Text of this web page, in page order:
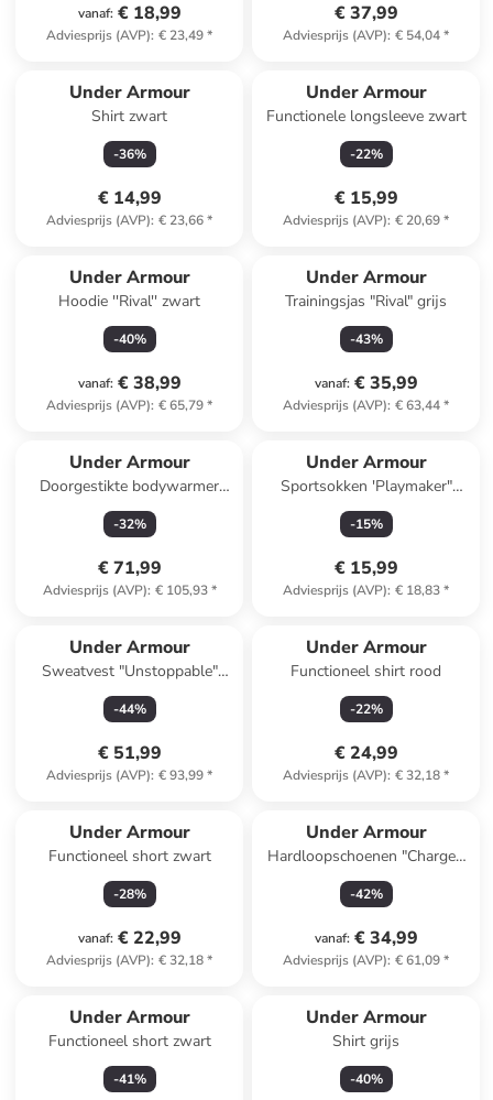
vanaf: € 18,99
Adviesprijs (AVP): € 23,49*
€ 37,99
Adviesprijs (AVP): € 54,04*
Under Armour
Shirt zwart
-36%
€ 14,99
Adviesprijs (AVP): € 23,66*
Under Armour
Functionele longsleeve zwart
-22%
€ 15,99
Adviesprijs (AVP): € 20,69*
Under Armour
Hoodie ''Rival'' zwart
-40%
vanaf: € 38,99
Adviesprijs (AVP): € 65,79*
Under Armour
Trainingsjas "Rival" grijs
-43%
vanaf: € 35,99
Adviesprijs (AVP): € 63,44*
Under Armour
Doorgestikte bodywarmer
"Launch" zwart
-32%
€ 71,99
Adviesprijs (AVP): € 105,93*
Under Armour
Sportsokken 'Playmaker"
zwart
-15%
€ 15,99
Adviesprijs (AVP): € 18,83*
Under Armour
Sweatvest "Unstoppable"
donkerblauw
-44%
€ 51,99
Adviesprijs (AVP): € 93,99*
Under Armour
Functioneel shirt rood
-22%
€ 24,99
Adviesprijs (AVP): € 32,18*
Under Armour
Functioneel short zwart
-28%
vanaf: € 22,99
Adviesprijs (AVP): € 32,18*
Under Armour
Hardloopschoenen "Charged
Surge 4" zwart
-42%
vanaf: € 34,99
Adviesprijs (AVP): € 61,09*
Under Armour
Functioneel short zwart
-41%
Under Armour
Shirt grijs
-40%